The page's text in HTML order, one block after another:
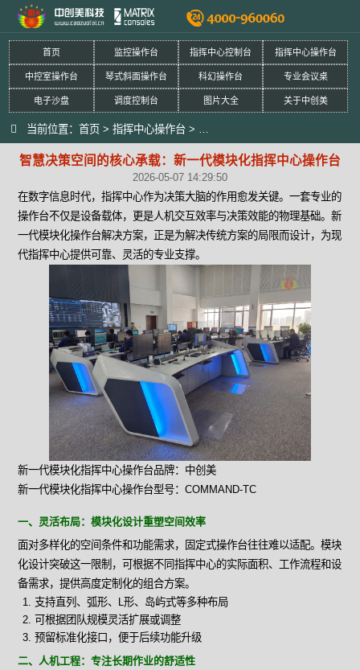
首页 监控操作台 指挥中心控制台 指挥中心操作台
中控室操作台 琴式斜面操作台 科幻操作台 专业会议桌
电子沙盘 调度控制台 图片大全 关于中创美
当前位置：首页 > 指挥中心操作台 > 智慧决策空间的核心承载：新一代
智慧决策空间的核心承载：新一代模块化指挥中心操作台
2026-05-07 14:29:50
在数字信息时代，指挥中心作为决策大脑的作用愈发关键。一套专业的
操作台不仅是设备载体，更是人机交互效率与决策效能的物理基础。新
一代模块化操作台解决方案，正是为解决传统方案的局限而设计，为现
代指挥中心提供可靠、灵活的专业支撑。
新一代模块化指挥中心操作台品牌：中创美
新一代模块化指挥中心操作台型号：COMMAND-TC
一、灵活布局：模块化设计重塑空间效率
面对多样化的空间条件和功能需求，固定式操作台往往难以适配。模块
化设计突破这一限制，可根据不同指挥中心的实际面积、工作流程和设
备需求，提供高度定制化的组合方案。
支持直列、弧形、L形、岛屿式等多种布局
可根据团队规模灵活扩展或调整
预留标准化接口，便于后续功能升级
二、人机工程：专注长期作业的舒适性